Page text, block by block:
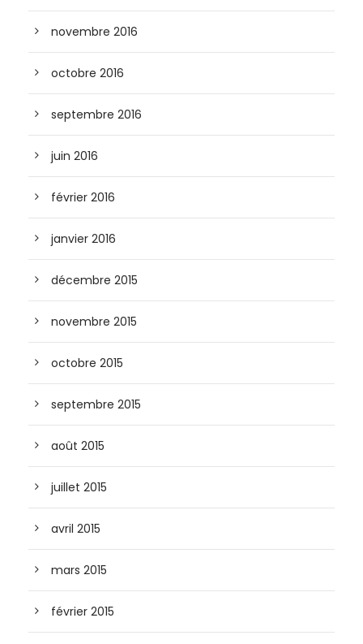
novembre 2016
octobre 2016
septembre 2016
juin 2016
février 2016
janvier 2016
décembre 2015
novembre 2015
octobre 2015
septembre 2015
août 2015
juillet 2015
avril 2015
mars 2015
février 2015